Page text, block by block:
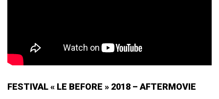
FESTIVAL « LE BEFORE » 2018 – AFTERMOVIE